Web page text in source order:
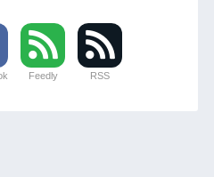
Feedly RSS